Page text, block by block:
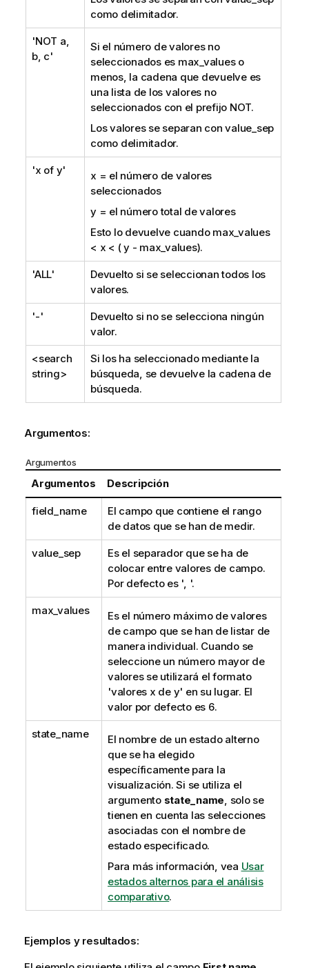
como delimitador.
'NOT a,
b, c'
Si el número de valores no
seleccionados es max_valueso
menos, la cadena que devuelve es
una lista de los valores no
seleccionados con el prefijo NOT.
Los valores se separan convalue_sep
como delimitador.
'x of y'
x = el número de valores
seleccionados
y = el número total de valores
Esto lo devuelve cuando max_values
< x < ( y - max_values).
'ALL'
Devuelto si se seleccionan todos los
valores.
'-'
Devuelto si no se selecciona ningún
valor.
<search
string>
Si los ha seleccionado mediante la
búsqueda, se devuelve la cadena de
búsqueda.
Argumentos:
Argumentos
Argumentos Descripción
field_name
El campo que contiene el rango
de datos que se han de medir.
value_sep
Es el separador que se ha de
colocar entre valores de campo.
Por defecto es ', '.
max_values
Es el número máximo de valores
de campo que se han de listar de
manera individual. Cuando se
seleccione un número mayor de
valores se utilizará el formato
'valores x de y' en su lugar. El
valor por defecto es 6.
state_name
El nombre de un estado alterno
que se ha elegido
específicamente para la
visualización. Si se utiliza el
argumento state_name, solo se
tienen en cuenta las selecciones
asociadas con el nombre de
estado especificado.
Para más información, vea Usar
estados alternos para el análisis
comparativo.
Ejemplos y resultados: